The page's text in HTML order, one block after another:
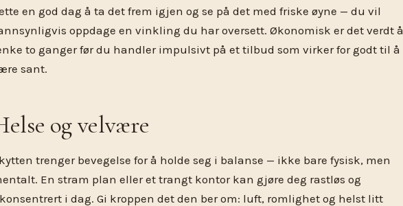
en god dag å ta det frem igjen og se på det med friske øyne — du vil
oppdage en vinkling du har oversett. Økonomisk er det verdt å
to ganger før du handler impulsivt på et tilbud som virker for godt til å
sant.
og velvære
trenger bevegelse for å holde seg i balanse — ikke bare fysisk, men
En stram plan eller et trangt kontor kan gjøre deg rastløs og
i dag. Gi kroppen det den ber om: luft, romlighet og helst litt